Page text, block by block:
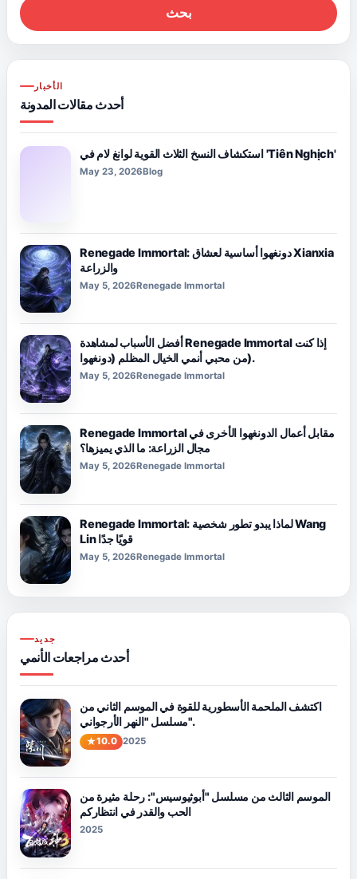
بحث
الأخبار
أحدث مقالات المدونة
استكشاف النسخ الثلاث القوية لوانغ لام في 'Tiên Nghịch'
May 23, 2026Blog
Renegade Immortal: دونغهوا أساسية لعشاق Xianxia
والزراعة
May 5, 2026Renegade Immortal
أفضل الأسباب لمشاهدة Renegade Immortal إذا كنت
من محبي أنمي الخيال المظلم (دونغهوا).
May 5, 2026Renegade Immortal
Renegade Immortal مقابل أعمال الدونغهوا الأخرى في
مجال الزراعة: ما الذي يميزها؟
May 5, 2026Renegade Immortal
Renegade Immortal: لماذا يبدو تطور شخصية Wang
Lin قويًا جدًا
May 5, 2026Renegade Immortal
جديد
أحدث مراجعات الأنمي
اكتشف الملحمة الأسطورية للقوة في الموسم الثاني من
مسلسل "النهر الأرجواني".
10.0 2025
الموسم الثالث من مسلسل "أبوثيوسيس": رحلة مثيرة من
الحب والقدر في انتظاركم
2025